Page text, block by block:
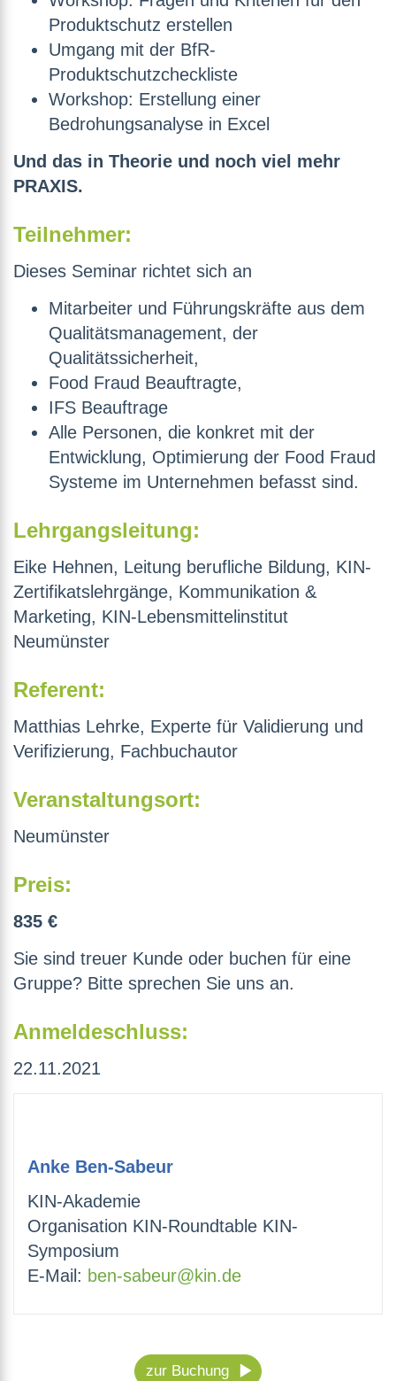
Produktschutz erstellen
Umgang mit der BfR-
Produktschutzcheckliste
Workshop: Erstellung einer
Bedrohungsanalyse in Excel
Und das in Theorie und noch viel mehr
PRAXIS.
Teilnehmer:
Dieses Seminar richtet sich an
Mitarbeiter und Führungskräfte aus dem
Qualitätsmanagement, der
Qualitätssicherheit,
Food Fraud Beauftragte,
IFS Beauftrage
Alle Personen, die konkret mit der
Entwicklung, Optimierung der Food Fraud
Systeme im Unternehmen befasst sind.
Lehrgangsleitung:
Eike Hehnen, Leitung berufliche Bildung, KIN-
Zertifikatslehrgänge, Kommunikation &
Marketing, KIN-Lebensmittelinstitut
Neumünster
Referent:
Matthias Lehrke, Experte für Validierung und
Verifizierung, Fachbuchautor
Veranstaltungsort:
Neumünster
Preis:
835 €
Sie sind treuer Kunde oder buchen für eine
Gruppe? Bitte sprechen Sie uns an.
Anmeldeschluss:
22.11.2021
Anke Ben-Sabeur
KIN-Akademie
Organisation KIN-Roundtable KIN-
Symposium
E-Mail: ben-sabeur@kin.de
zur Buchung